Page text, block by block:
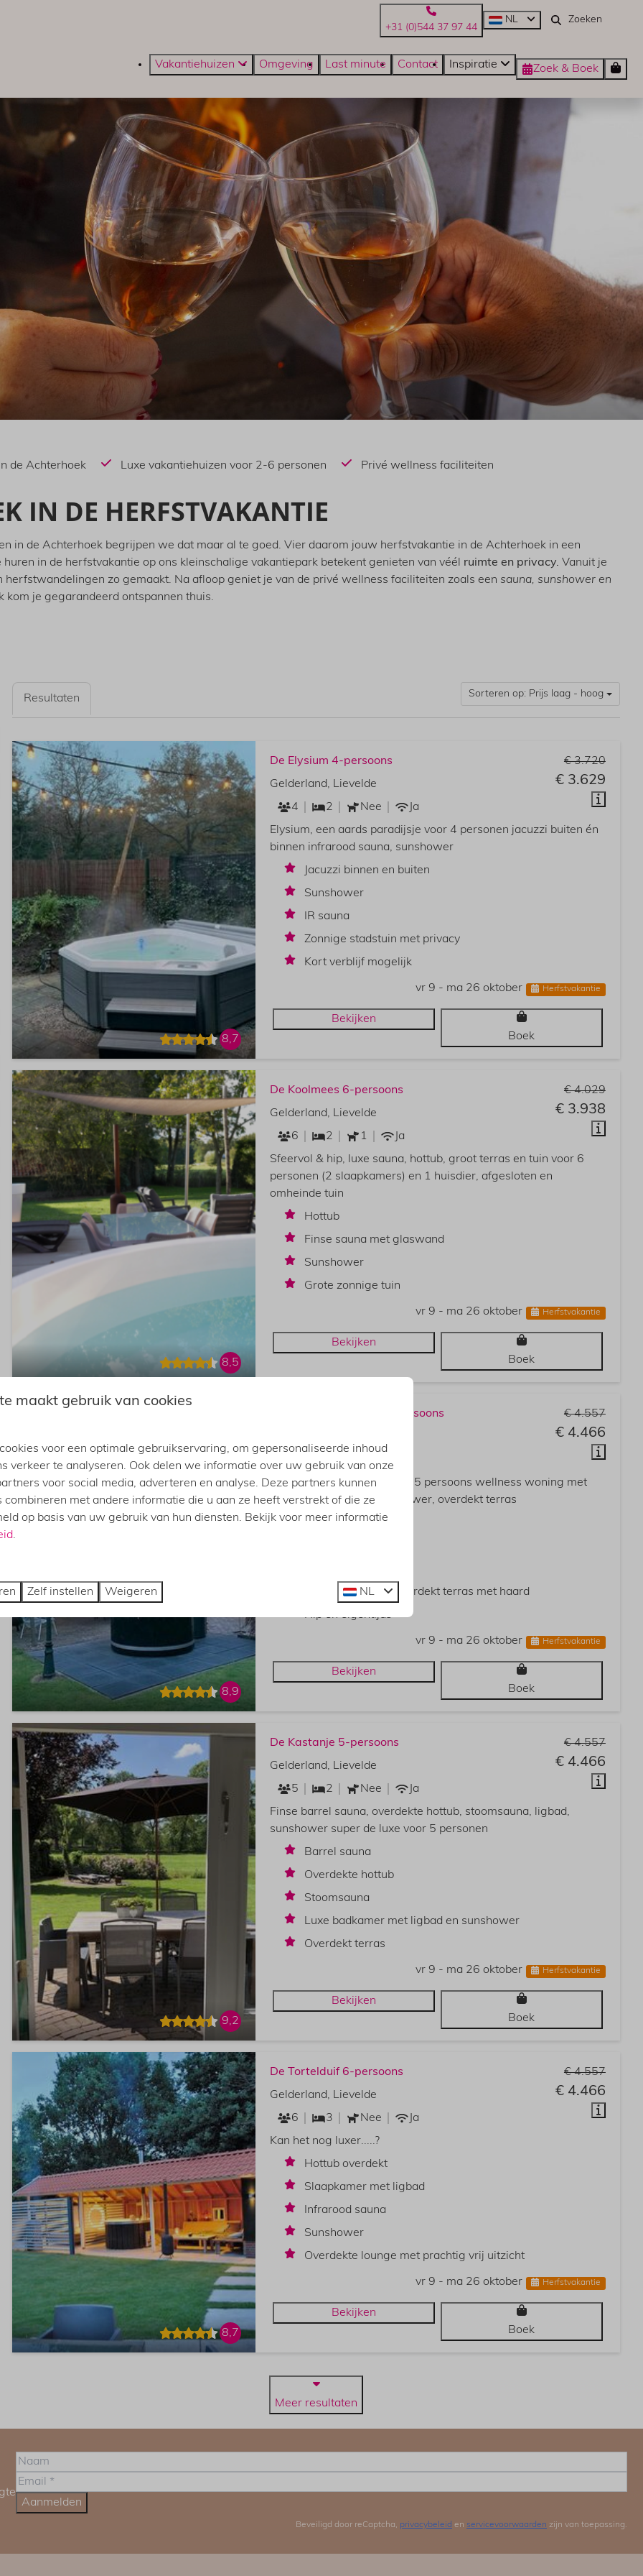
+31 (0)544 37 97 44
NL
Vakantiehuizen Omgeving Last minute Contact Inspiratie Zoek & Boek
de Achterhoek Luxe vakantiehuizen voor 2-6 personen Privé wellness faciliteiten
IN DE HERFSTVAKANTIE
in de Achterhoek begrijpen we dat maar al te goed. Vier daarom jouw herfstvakantie in de Achterhoek in een
in de herfstvakantie op ons kleinschalige vakantiepark betekent genieten van véél ruimte en privacy.Vanuit je
zo gemaakt. Na afloop geniet je van de privé wellness faciliteiten zoals een sauna, sunshower en
je gegarandeerd ontspannen thuis.
Sorteren op: Prijs laag - hoog
Resultaten
8,7
€ 3.720
€ 3.629
De Elysium 4-persoons
Gelderland, Lievelde
4
2 Nee
Ja
Elysium, een aards paradijsje voor 4 personen jacuzzi buiten én
binnen infrarood sauna, sunshower
Jacuzzi binnen en buiten
Sunshower
IR sauna
Zonnige stadstuin met privacy
Kort verblijf mogelijk
vr 9 - ma 26 oktober Herfstvakantie
Bekijken
Boek
8,5
€ 4.029
€ 3.938
De Koolmees 6-persoons
Gelderland, Lievelde
6
2 1
Ja
Sfeervol & hip, luxe sauna, hottub, groot terras en tuin voor 6
personen (2 slaapkamers) en 1 huisdier, afgesloten en
omheinde tuin
Hottub
Finse sauna met glaswand
Sunshower
Grote zonnige tuin
vr 9 - ma 26 oktober Herfstvakantie
Bekijken
Boek
UITGELICHT
8,9
€ 4.557
€ 4.466
Het Belegh van Groll 5-persoons
Een moderne en super luxe 5 persoons wellness woning met
hottub, finse sauna, sunshower, overdekt terras
Hottub
Buitendouche en overdekt terras met haard
Hip en eigentijds
vr 9 - ma 26 oktober Herfstvakantie
Bekijken
Boek
9,2
€ 4.557
€ 4.466
De Kastanje 5-persoons
Gelderland, Lievelde
5
2 Nee
Ja
Finse barrel sauna, overdekte hottub, stoomsauna, ligbad,
sunshower super de luxe voor 5 personen
Barrel sauna
Overdekte hottub
Stoomsauna
Luxe badkamer met ligbad en sunshower
Overdekt terras
vr 9 - ma 26 oktober Herfstvakantie
Bekijken
Boek
8,7
€ 4.557
€ 4.466
De Tortelduif 6-persoons
Gelderland, Lievelde
6
3 Nee
Ja
Kan het nog luxer.....?
Hottub overdekt
Slaapkamer met ligbad
Infrarood sauna
Sunshower
Overdekte lounge met prachtig vrij uitzicht
vr 9 - ma 26 oktober Herfstvakantie
Bekijken
Boek
Meer resultaten
Aanmelden
Beveiligd door reCaptcha, privacybeleid en servicevoorwaarden zijn van toepassing.
maakt gebruik van cookies
voor een optimale gebruikservaring, om gepersonaliseerde inhoud
verkeer te analyseren. Ook delen we informatie over uw gebruik van onze
voor social media, adverteren en analyse. Deze partners kunnen
combineren met andere informatie die u aan ze heeft verstrekt of die ze
op basis van uw gebruik van hun diensten. Bekijk voor meer informatie
.
Zelf instellen Weigeren NL